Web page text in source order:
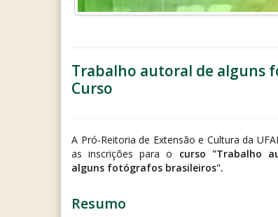
Trabalho autoral de alguns
Curso
A Pró-Reitoria de Extensão e Cultura da
as inscrições para o curso "Trabalho
alguns fotógrafos brasileiros".
Resumo